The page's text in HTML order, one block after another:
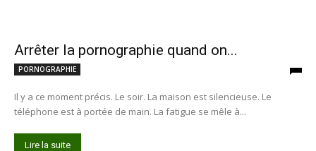
Arrêter la pornographie quand on...
PORNOGRAPHIE
Il y a ce moment précis. Le soir. La maison est silencieuse. Le
téléphone est à portée de main. La fatigue se mêle à...
Lire la suite